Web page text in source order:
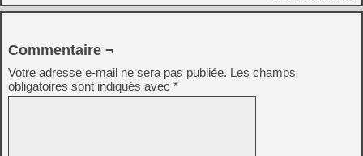
Commentaire ¬
Votre adresse e-mail ne sera pas publiée. Les champs
obligatoires sont indiqués avec *